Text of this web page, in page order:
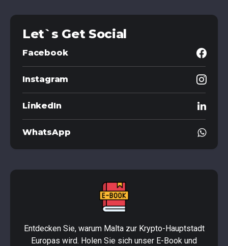
Let`s Get Social
Facebook
Instagram
LinkedIn
WhatsApp
Entdecken Sie, warum Malta zur Krypto-Hauptstadt
Europas wird. Holen Sie sich unser E-Book und